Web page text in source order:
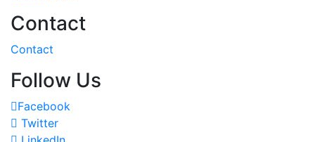
Contact
Contact
Follow Us
Facebook
Twitter